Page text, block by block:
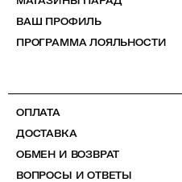
ВАШ ПРОФИЛЬ
ПРОГРАММА ЛОЯЛЬНОСТИ
ОПЛАТА
ДОСТАВКА
ОБМЕН И ВОЗВРАТ
ВОПРОСЫ И ОТВЕТЫ